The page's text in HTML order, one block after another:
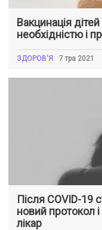
Вакцинація
необхідністю і
ЗДОРОВ'Я 7 тра 2021
Після COVID-19
новий протокол
лікар